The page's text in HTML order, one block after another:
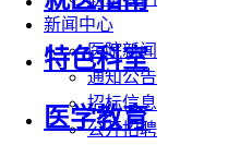
新闻中心
医院新闻
通知公告
招标信息
公开招聘
特色科室
医学教育